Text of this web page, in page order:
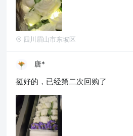
四川眉山市东坡区
唐*
挺好的，已经第二次回购了